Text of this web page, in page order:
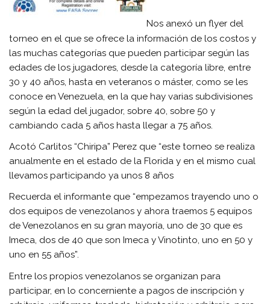
Nos anexó un flyer del
torneo en el que se ofrece la información de los costos y
las muchas categorías que pueden participar según las
edades de los jugadores, desde la categoría libre, entre
30 y 40 años, hasta en veteranos o máster, como se les
conoce en Venezuela, en la que hay varias subdivisiones
según la edad del jugador, sobre 40, sobre 50 y
cambiando cada 5 años hasta llegar a 75 años.
Acotó Carlitos “Chiripa” Perez que “este torneo se realiza
anualmente en el estado de la Florida y en el mismo cual
llevamos participando ya unos 8 años
Recuerda el informante que “empezamos trayendo uno o
dos equipos de venezolanos y ahora traemos 5 equipos
de Venezolanos en su gran mayoría, uno de 30 que es
Imeca, dos de 40 que son Imeca y Vinotinto, uno en 50 y
uno en 55 años”.
Entre los propios venezolanos se organizan para
participar, en lo concerniente a pagos de inscripción y